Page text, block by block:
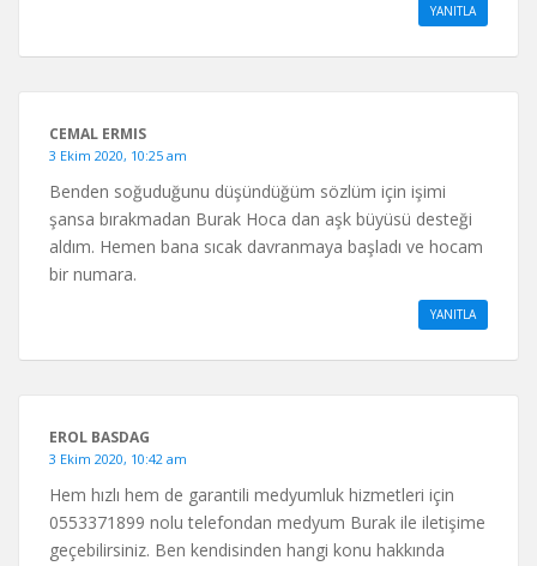
YANITLA
CEMAL ERMIS
3 Ekim 2020, 10:25 am
Benden soğuduğunu düşündüğüm sözlüm için işimi
şansa bırakmadan Burak Hoca dan aşk büyüsü desteği
aldım. Hemen bana sıcak davranmaya başladı ve hocam
bir numara.
YANITLA
EROL BASDAG
3 Ekim 2020, 10:42 am
Hem hızlı hem de garantili medyumluk hizmetleri için
0553371899 nolu telefondan medyum Burak ile iletişime
geçebilirsiniz. Ben kendisinden hangi konu hakkında